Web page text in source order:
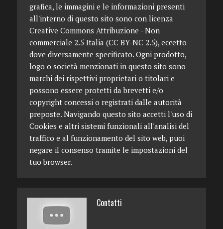
grafica, le immagini e le informazioni presenti
all'interno di questo sito sono con licenza
Creative Commons Attribuzione - Non
commerciale 2.5 Italia (CC BY-NC 2.5), eccetto
dove diversamente specificato. Ogni prodotto,
logo o società menzionati in questo sito sono
marchi dei rispettivi proprietari o titolari e
possono essere protetti da brevetti e/o
copyright concessi o registrati dalle autorità
preposte. Navigando questo sito accetti l'uso di
Cookies e altri sistemi funzionali all'analisi del
traffico e al funzionamento del sito web, puoi
negare il consenso tramite le impostazioni del
tuo browser.
Contatti